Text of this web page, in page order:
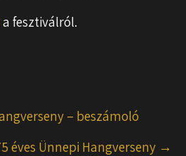
a fesztiválról.
– beszámoló
éves Ünnepi Hangverseny →